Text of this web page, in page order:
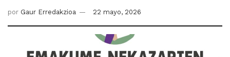
por Gaur Erredakzioa 22 mayo, 2026